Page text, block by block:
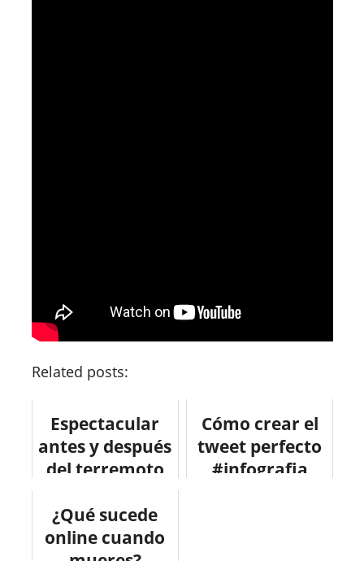
Related posts:
Espectacular
antes y después
del terremoto
Francisco de
1906
Cómo crear el
tweet perfecto
#infografia
¿Qué sucede
online cuando